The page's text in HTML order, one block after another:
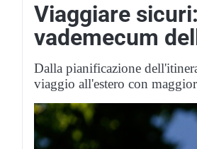
Viaggiare
vademecum
Dalla pianificazione
viaggio all'estero con